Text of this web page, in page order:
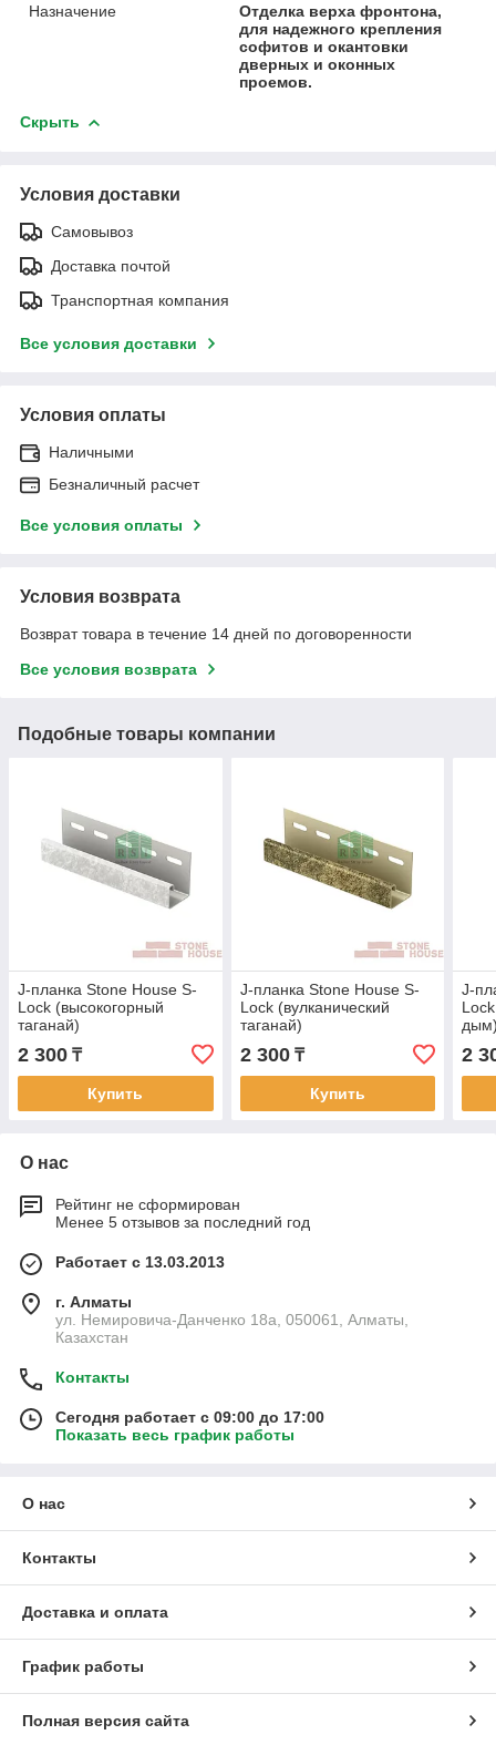
Назначение
Отделка верха фронтона,
для надежного крепления
софитов и окантовки
дверных и оконных
проемов.
Скрыть
Условия доставки
Самовывоз
Доставка почтой
Транспортная компания
Все условия доставки
Условия оплаты
Наличными
Безналичный расчет
Все условия оплаты
Условия возврата
Возврат товара в течение 14 дней по договоренности
Все условия возврата
Подобные товары компании
J-планка Stone House S-
Lock (высокогорный
таганай)
2 300 ₸
Купить
J-планка Stone House S-
Lock (вулканический
таганай)
2 300₸
Купить
J-
2
О нас
Рейтинг не сформирован
Менее 5 отзывов за последний год
Работает с 13.03.2013
г. Алматы
ул. Немировича-Данченко 18а, 050061, Алматы,
Казахстан
Контакты
Сегодня работает с 09:00 до 17:00
Показать весь график работы
О нас
Контакты
Доставка и оплата
График работы
Полная версия сайта